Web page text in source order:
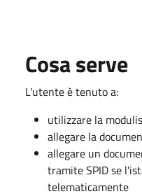
Cosa serve
L'utente è tenuto a:
utilizzare la
allegare la
allegare un
tramite SPID se
telematicamente